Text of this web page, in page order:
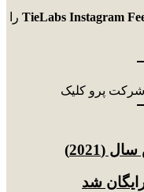
TieLabs Instagram را
شرکت پرو کلیک
(2021)